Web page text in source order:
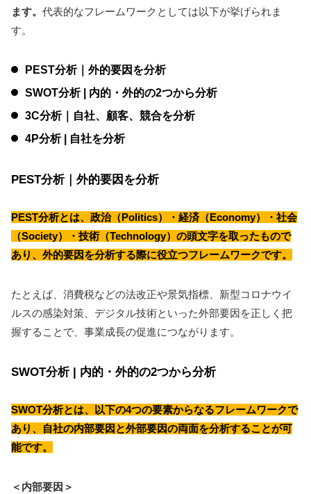
ます。 代表的なフレームワークとしては以下が挙げられま
す。
PEST分析｜外的要因を分析
SWOT分析 | 内的・外的の2つから分析
3C分析｜自社、顧客、競合を分析
4P分析 | 自社を分析
PEST分析｜外的要因を分析
PEST分析とは、政治（Politics）・経済（Economy）・社会
（Society）・技術（Technology）の頭文字を取ったもので
あり、外的要因を分析する際に役立つフレームワークです。
たとえば、消費税などの法改正や景気指標、新型コロナウイ
ルスの感染対策、デジタル技術といった外部要因を正しく把
握することで、事業成長の促進につながります。
SWOT分析 | 内的・外的の2つから分析
SWOT分析とは、以下の4つの要素からなるフレームワークで
あり、自社の内部要因と外部要因の両面を分析することが可
能です。
＜内部要因＞